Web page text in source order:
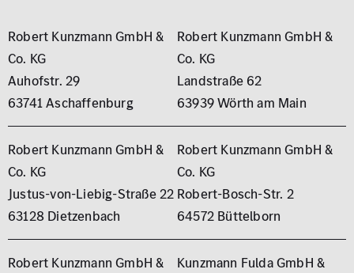
Robert Kunzmann GmbH &
Co. KG
Auhofstr. 29
63741 Aschaffenburg
Robert Kunzmann GmbH &
Co. KG
Landstraße 62
63939 Wörth am Main
Robert Kunzmann GmbH &
Co. KG
Justus-von-Liebig-Straße 22
63128 Dietzenbach
Robert Kunzmann GmbH &
Co. KG
Robert-Bosch-Str. 2
64572 Büttelborn
Robert Kunzmann GmbH &
Kunzmann Fulda GmbH &